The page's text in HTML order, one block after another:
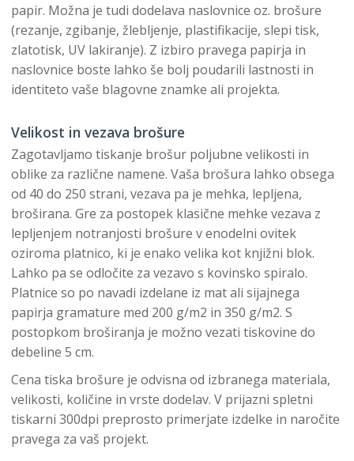
papir. Možna je tudi dodelava naslovnice oz. brošure
(rezanje, zgibanje, žlebljenje, plastifikacije, slepi tisk,
zlatotisk, UV lakiranje). Z izbiro pravega papirja in
naslovnice boste lahko še bolj poudarili lastnosti in
identiteto vaše blagovne znamke ali projekta.
Velikost in vezava brošure
Zagotavljamo tiskanje brošur poljubne velikosti in
oblike za različne namene. Vaša brošura lahko obsega
od 40 do 250 strani, vezava pa je mehka, lepljena,
broširana. Gre za postopek klasične mehke vezava z
lepljenjem notranjosti brošure v enodelni ovitek
oziroma platnico, ki je enako velika kot knjižni blok.
Lahko pa se odločite za vezavo s kovinsko spiralo.
Platnice so po navadi izdelane iz mat ali sijajnega
papirja gramature med 200 g/m2 in 350 g/m2. S
postopkom broširanja je možno vezati tiskovine do
debeline 5 cm.
Cena tiska brošure je odvisna od izbranega materiala,
velikosti, količine in vrste dodelav. V prijazni spletni
tiskarni 300dpi preprosto primerjate izdelke in naročite
pravega za vaš projekt.